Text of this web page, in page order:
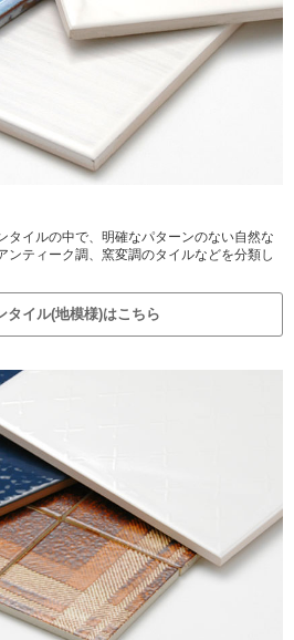
タイルの中で、明確なパターンのない自然な
ンティーク調、窯変調のタイルなどを分類し
タイル(地模様)はこちら